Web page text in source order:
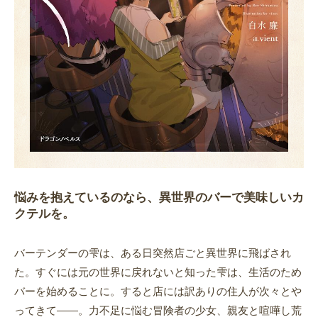
悩みを抱えているのなら、異世界のバーで美味しいカ
クテルを。
バーテンダーの雫は、ある日突然店ごと異世界に飛ばされ
た。すぐには元の世界に戻れないと知った雫は、生活のため
バーを始めることに。すると店には訳ありの住人が次々とや
ってきて――。力不足に悩む冒険者の少女、親友と喧嘩し荒